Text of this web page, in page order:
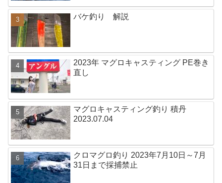
バケ釣り 解説
2023年 マグロキャスティング PE巻き
直し
マグロキャスティング釣り 積丹
2023.07.04
クロマグロ釣り 2023年7月10日～7月
31日まで採捕禁止